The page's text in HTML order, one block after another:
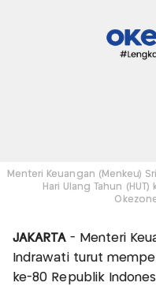
Menteri Keuangan (Menkeu)
Hari Ulang Tahun
JAKARTA - Menteri
Indrawati turut
ke-80 Republik